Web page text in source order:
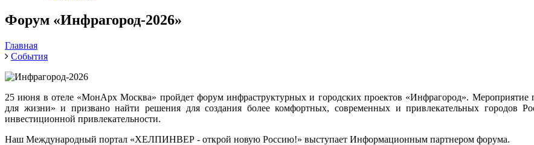
Форум «Инфрагород-2026»
Главная
События
25 июня в отеле «МонАрх Москва» пройдет форум инфраструктурных и городских проектов «Инфрагород». Мероприятие
для жизни» и призвано найти решения для создания более комфортных, современных и привлекательных городов
инвестиционной привлекательности.
Наш Международный портал «ХЕЛПИНВЕР - открой новую Россию!» выступает Информационным партнером форума.